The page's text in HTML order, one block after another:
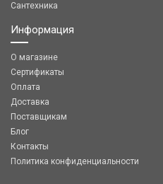
Сантехника
Информация
О магазине
Сертификаты
Оплата
Доставка
Поставщикам
Блог
Контакты
Политика конфиденциальности